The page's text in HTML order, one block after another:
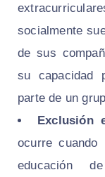
socialmente
de sus
su capacidad
parte de un
Exclusión
ocurre
educación